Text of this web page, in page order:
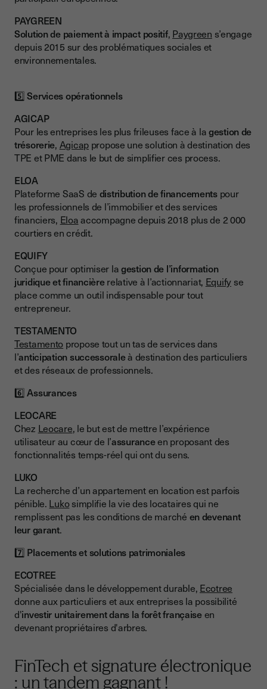
PAYGREEN
Solution de paiement à impact positif, Paygreen s’engage
depuis 2015 sur des problématiques sociales et
environnementales.
5️⃣Services opérationnels
AGICAP
Pour les entreprises les plus frileuses face à lagestion de
trésorerie, Agicappropose une solution à destination des
TPE et PME dans le but de simplifier ces process.
ELOA
Plateforme SaaS de distribution de financementspour
les professionnels de l’immobilier et des services
financiers, Eloaaccompagne depuis 2018 plus de 2 000
courtiers en crédit.
EQUIFY
Conçue pour optimiser lagestion de l’information
juridique et financièrerelative à l’actionnariat, Equify se
place comme un outil indispensable pour tout
entrepreneur.
TESTAMENTO
Testamento propose tout un tas de services dans
l’anticipation successoraleà destination des particuliers
et des réseaux de professionnels.
6️⃣Assurances
LEOCARE
Chez Leocare, le but est de mettre l’expérience
utilisateur au cœur de l’assuranceen proposant des
fonctionnalités temps-réel qui ont du sens.
LUKO
La recherche d’un appartement en location est parfois
pénible. Lukosimplifie la vie des locataires qui ne
remplissent pas les conditions de marché en devenant
leur garant.
7️⃣ Placements et solutions patrimoniales
ECOTREE
Spécialisée dans le développement durable, Ecotree
donne aux particuliers et aux entreprises la possibilité
d'investir unitairement dans la forêt françaiseen
devenant propriétaires d'arbres.
FinTech et signature électronique
: un tandem gagnant !